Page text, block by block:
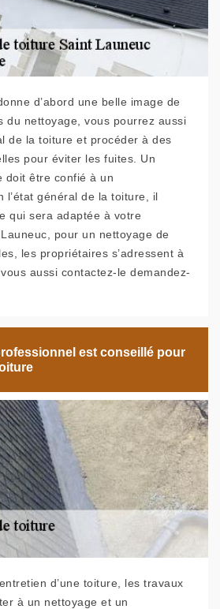
d’abord une belle image de
du nettoyage, vous pourrez aussi
de la toiture et procéder à des
pour éviter les fuites. Un
doit être confié à un
l’état général de la toiture, il
qui sera adaptée à votre
pour un nettoyage de
les propriétaires s’adressent à
aussi contactez-le demandez-
est conseillé pour
d’une toiture, les travaux
à un nettoyage et un